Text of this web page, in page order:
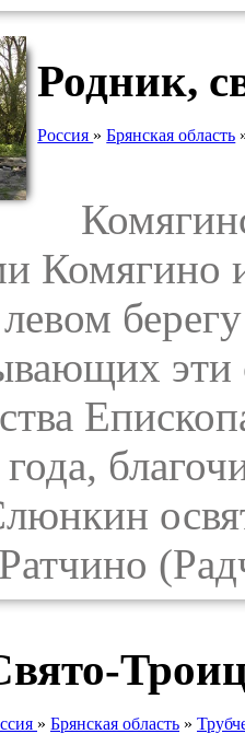
Родник,
Россия »Брянская область
Комягино
»Брянская область »